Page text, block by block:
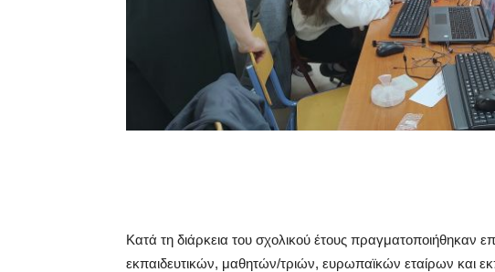
Κατά τη διάρκεια του σχολικού έτους πραγματοποιήθηκαν
εκπαιδευτικών, μαθητών/τριών, ευρωπαϊκών εταίρων και